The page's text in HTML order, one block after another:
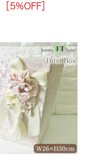
［5%OFF］